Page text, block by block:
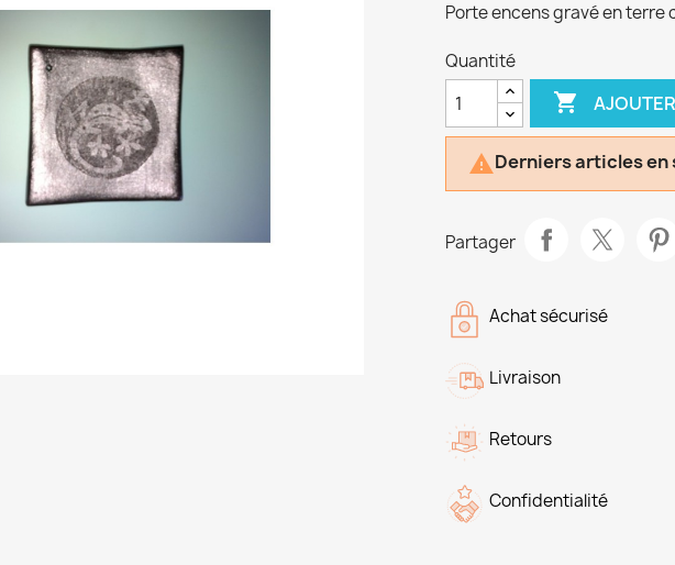
Porte encens gravé en terre
Quantité

Derniers articles en
Partager
Achat sécurisé
Livraison
Retours
Confidentialité